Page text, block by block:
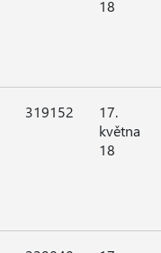
18
319152
17.
května
18